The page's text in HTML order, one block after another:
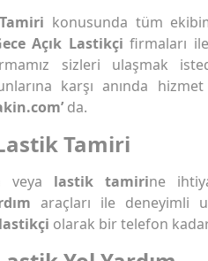
konusunda tüm
Açık Lastikçi firmaları ile
sizleri ulaşmak
karşı anında
da.
Tamiri
veya lastik tamirine
araçları ile deneyimli
olarak bir telefon kadar